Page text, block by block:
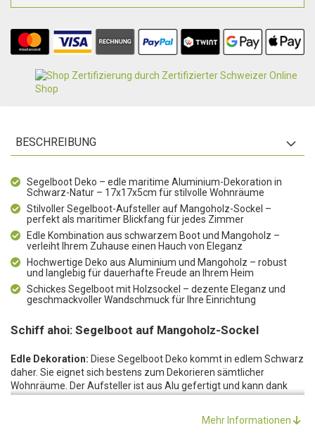
BESCHREIBUNG
Segelboot Deko – edle maritime Aluminium-Dekoration in
Schwarz-Natur – 17x17x5cm für stilvolle Wohnräume
Stilvoller Segelboot-Aufsteller auf Mangoholz-Sockel –
perfekt als maritimer Blickfang für jedes Zimmer
Edle Kombination aus schwarzem Boot und Mangoholz –
verleiht Ihrem Zuhause einen Hauch von Eleganz
Hochwertige Deko aus Aluminium und Mangoholz – robust
und langlebig für dauerhafte Freude an Ihrem Heim
Schickes Segelboot mit Holzsockel – dezente Eleganz und
geschmackvoller Wandschmuck für Ihre Einrichtung
Schiff ahoi: Segelboot auf Mangoholz-Sockel
Edle Dekoration: Diese Segelboot Deko kommt in edlem Schwarz
daher. Sie eignet sich bestens zum Dekorieren sämtlicher
Wohnräume. Der Aufsteller ist aus Alu gefertigt und kann dank
Mehr Informationen